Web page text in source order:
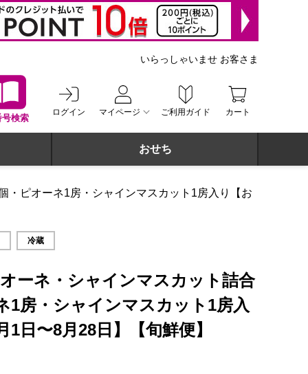
号検索
ログイン マイページ ご利用ガイド カート
いらっしゃいませ お客さま
おせち
・ピオーネ1房・シャインマスカット1房入り【お
8月28日】【旬鮮便】【NN】
冷蔵
ーネ・シャインマスカット詰合
1房・シャインマスカット1房入
日〜8月28日】【旬鮮便】